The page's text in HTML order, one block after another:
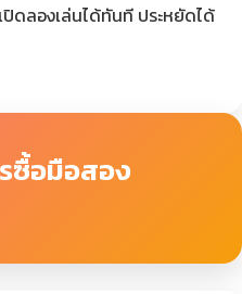
ดลองเล่นได้ทันที ประหยัดได้
ซื้อมือสอง